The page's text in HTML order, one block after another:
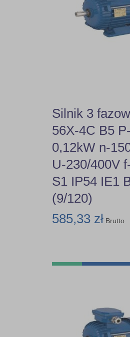
Silnik 3
56X-4C B5 P-
0,12kW n-
U-230/400V
S1 IP54 IE1
(9/120)
585,33 zł Brutto